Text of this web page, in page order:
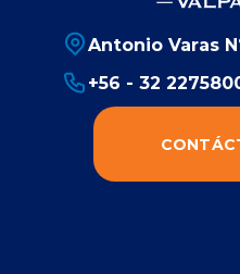
Antonio Varas
+56 - 32